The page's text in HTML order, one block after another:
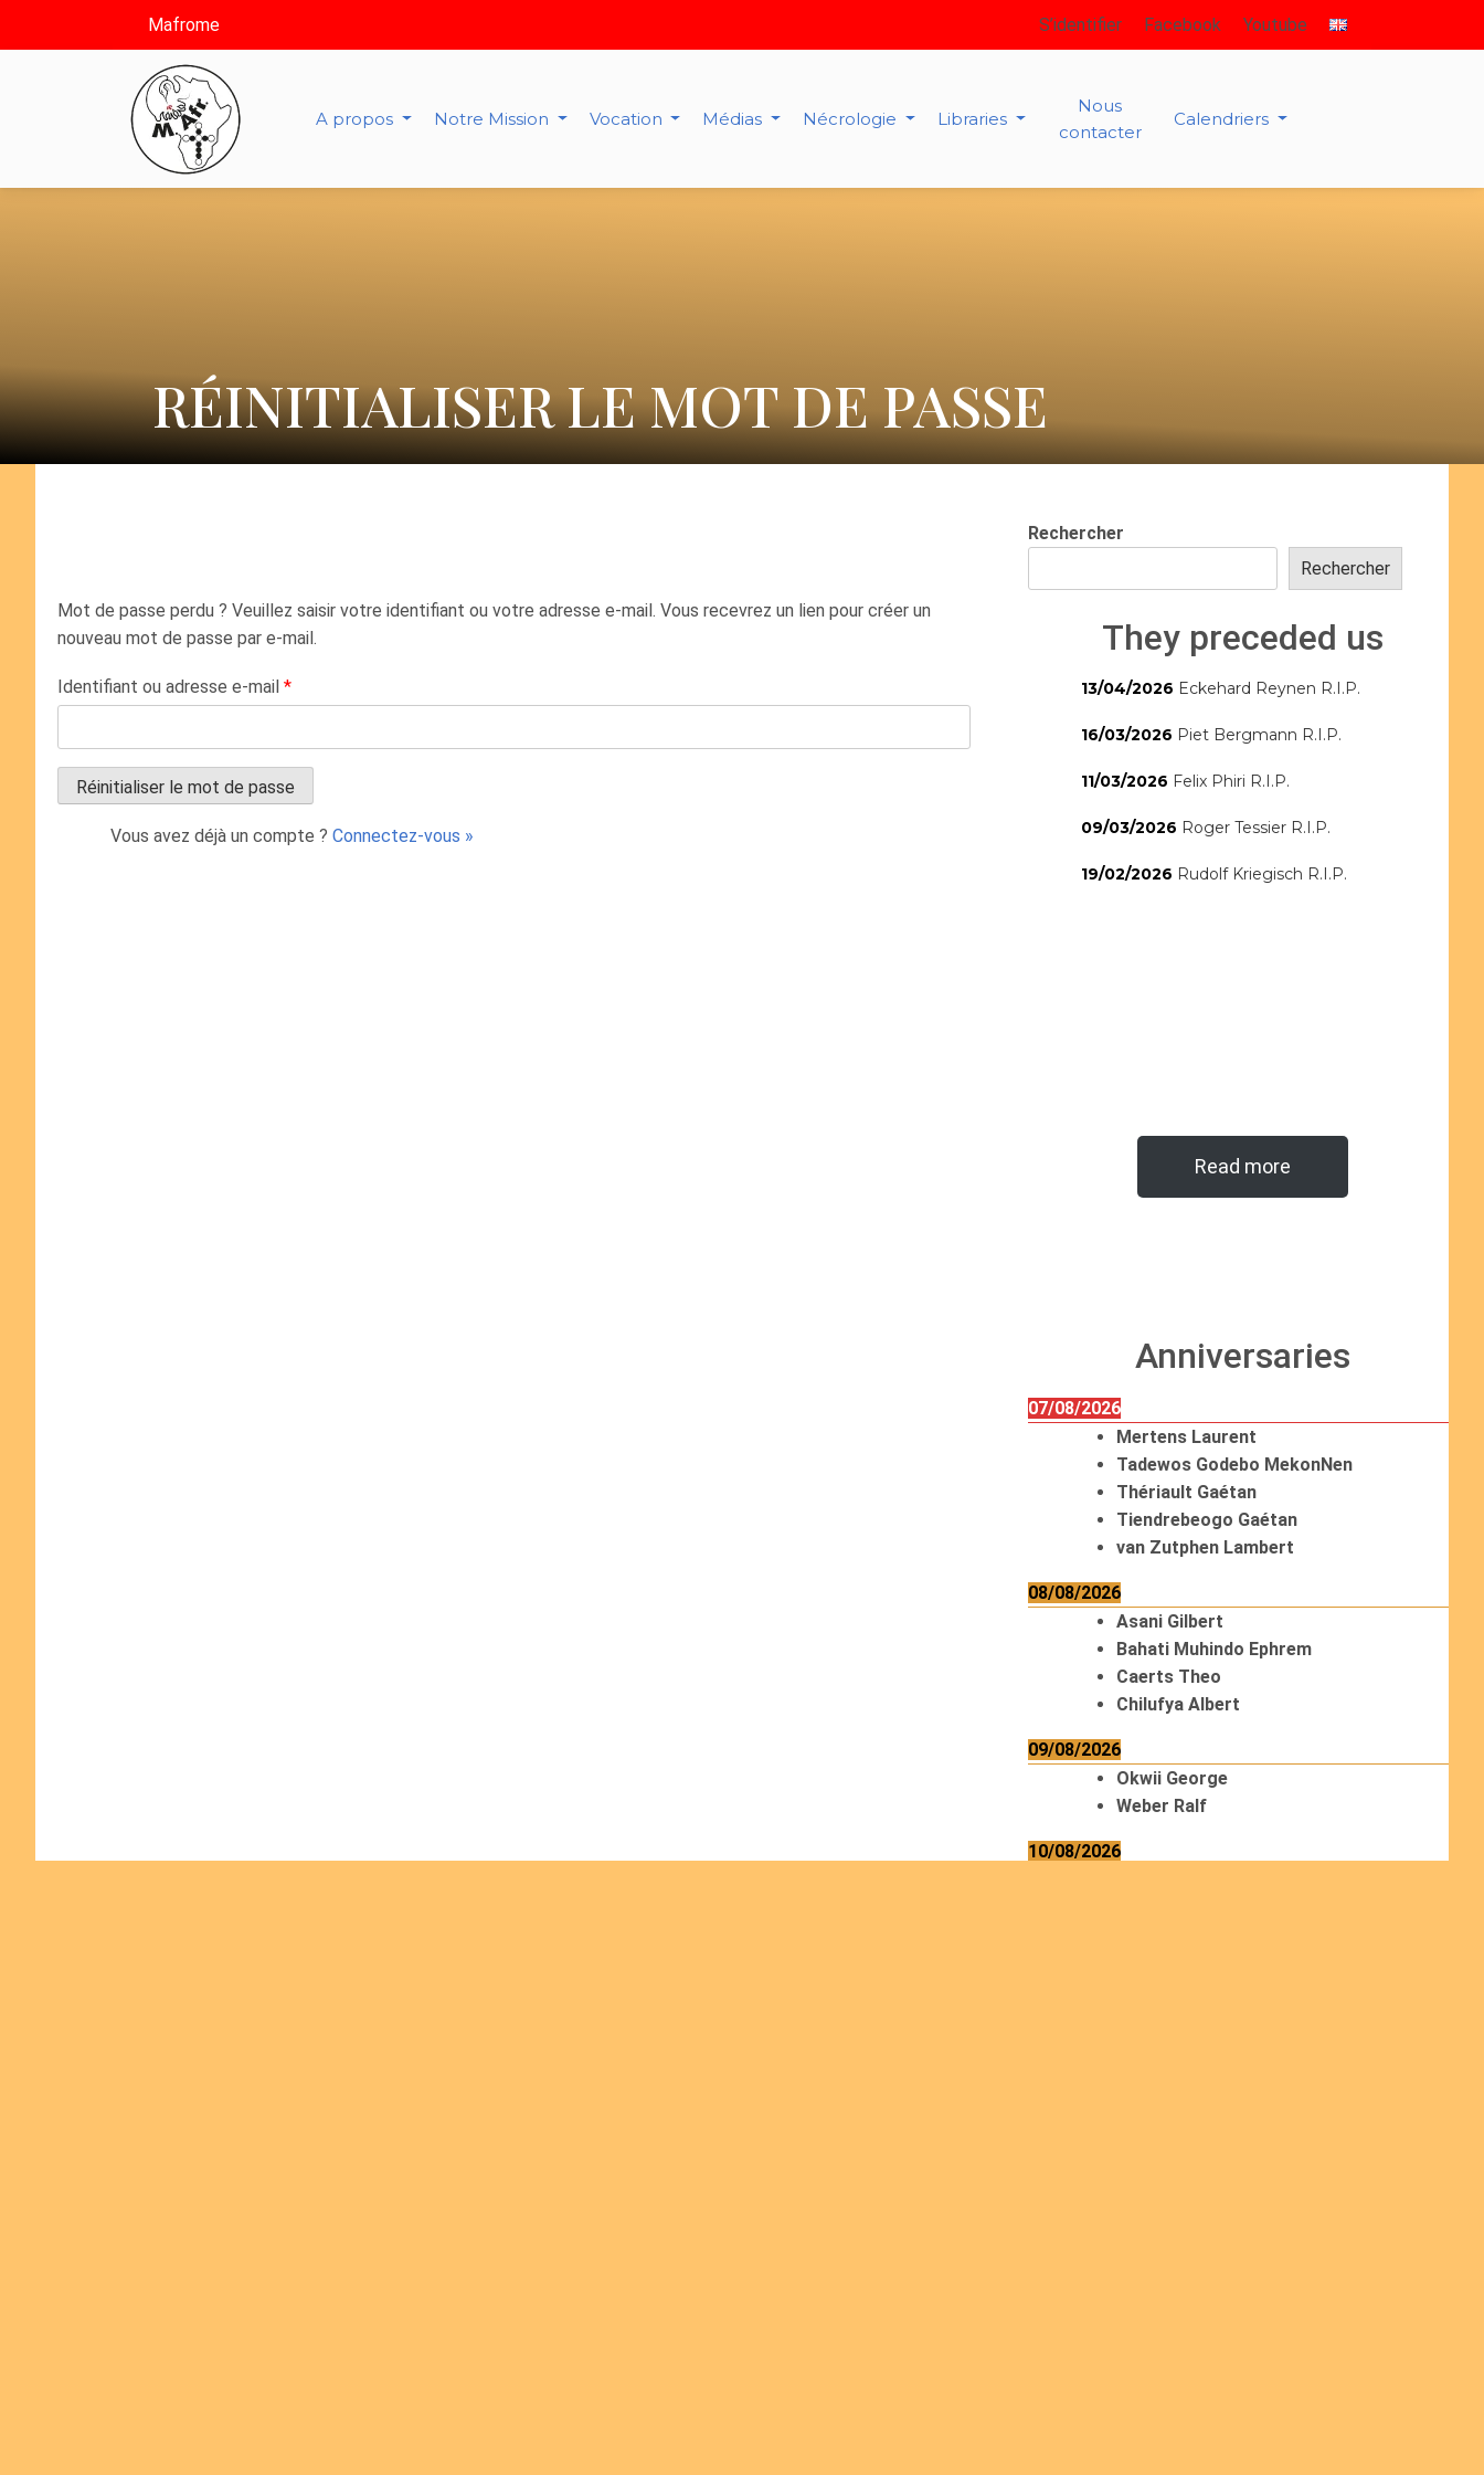
Mafrome S’identifier Facebook Youtube
A propos Notre Mission Vocation Médias Nécrologie Libraries
Nous
contacter
Calendriers
RÉINITIALISER LE MOT DE PASSE
Mot de passe perdu ? Veuillez saisir votre identifiant ou votre adresse e-mail. Vous recevrez un lien pour créer un
nouveau mot de passe par e-mail.
Identifiant ou adresse e-mail *
Vous avez déjà un compte ? Connectez-vous »
Rechercher
Rechercher
They preceded us
13/04/2026 Eckehard Reynen R.I.P.
16/03/2026 Piet Bergmann R.I.P.
11/03/2026 Felix Phiri R.I.P.
09/03/2026 Roger Tessier R.I.P.
19/02/2026 Rudolf Kriegisch R.I.P.
Read more
Anniversaries
07/08/2026
Mertens Laurent
Tadewos Godebo MekonNen
Thériault Gaétan
Tiendrebeogo Gaétan
van Zutphen Lambert
08/08/2026
Asani Gilbert
Bahati Muhindo Ephrem
Caerts Theo
Chilufya Albert
09/08/2026
Okwii George
Weber Ralf
10/08/2026